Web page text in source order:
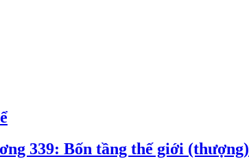
339: Bốn tầng thế giới (thượng)